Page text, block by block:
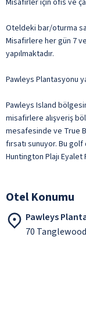
Oteldeki bar/oturma
Misafirlere her gün 7
yapılmaktadır.
Pawleys Plantasyonu
Pawleys Island
misafirlere alışveriş
mesafesinde ve True
fırsatı sunuyor. Bu
Huntington Plajı
Otel Konumu
Pawleys
70